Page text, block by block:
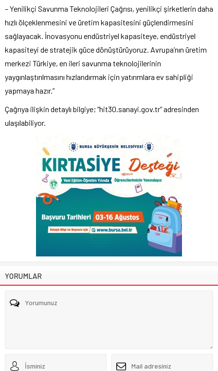
– Yenilikçi Savunma Teknolojileri Çağrısı, yenilikçi şirketlerin daha
hızlı ölçeklenmesini ve üretim kapasitesini güçlendirmesini
sağlayacak. İnovasyonu endüstriyel kapasiteye, endüstriyel
kapasiteyi de stratejik güce dönüştürüyoruz. Avrupa’nın üretim
merkezi Türkiye, en ileri savunma teknolojilerinin
yaygınlaştırılmasını hızlandırmak için yatırımlara ev sahipliği
yapmaya hazır.”
Çağrıya ilişkin detaylı bilgiye; “hit30.sanayi.gov.tr” adresinden
ulaşılabiliyor.
YORUMLAR